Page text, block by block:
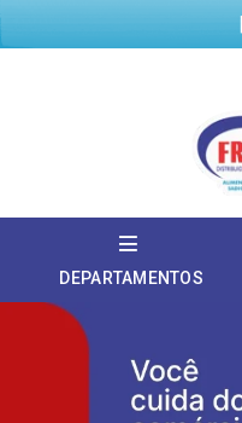
DEPARTAMENTOS